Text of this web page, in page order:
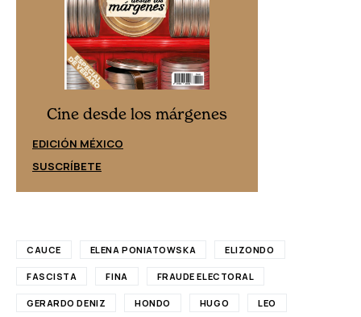
Cine desde los márgenes
EDICIÓN MÉXICO
SUSCRÍBETE
CAUCE ELENA PONIATOWSKA ELIZONDO
FASCISTA FINA FRAUDE ELECTORAL
GERARDO DENIZ HONDO HUGO LEO